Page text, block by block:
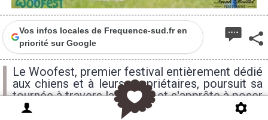
Vos infos locales de Frequence-sud.fr en
priorité sur Google
Le Woofest, premier festival entièrement dédié
aux chiens et à leurs propriétaires, poursuit sa
tournée à travers la France et s'apprête à poser
ses valises sous le soleil de la French Riviera